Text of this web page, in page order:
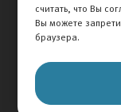
считать, что Вы
Вы можете
браузера.